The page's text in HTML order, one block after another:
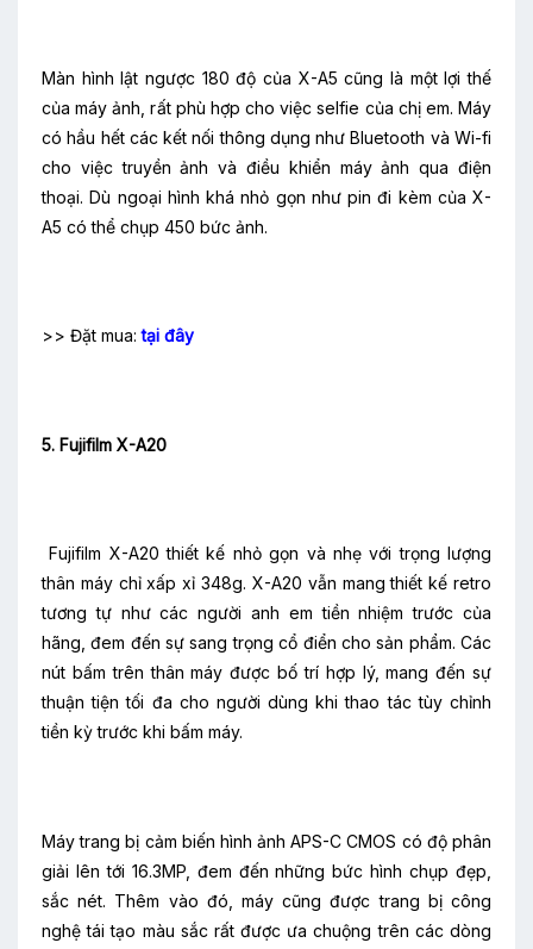
Màn hình lật ngược 180 độ của X-A5 cũng là một lợi thế
của máy ảnh, rất phù hợp cho việc selfie của chị em. Máy
có hầu hết các kết nối thông dụng như Bluetooth và Wi-fi
cho việc truyền ảnh và điều khiển máy ảnh qua điện
thoại. Dù ngoại hình khá nhỏ gọn như pin đi kèm của X-
A5 có thể chụp 450 bức ảnh.
>> Đặt mua:tại đây
5. Fujifilm X-A20
Fujifilm X-A20 thiết kế nhỏ gọn và nhẹ với trọng lượng
thân máy chỉ xấp xỉ 348g. X-A20 vẫn mang thiết kế retro
tương tự như các người anh em tiền nhiệm trước của
hãng, đem đến sự sang trọng cổ điển cho sản phẩm. Các
nút bấm trên thân máy được bố trí hợp lý, mang đến sự
thuận tiện tối đa cho người dùng khi thao tác tùy chỉnh
tiền kỳ trước khi bấm máy.
Máy trang bị cảm biến hình ảnh APS-C CMOS có độ phân
giải lên tới 16.3MP, đem đến những bức hình chụp đẹp,
sắc nét. Thêm vào đó, máy cũng được trang bị công
nghệ tái tạo màu sắc rất được ưa chuộng trên các dòng